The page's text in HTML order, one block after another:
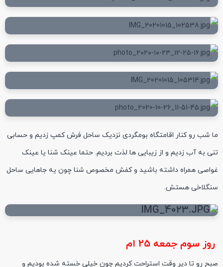
ما شب رو کنار اقامتگاه بومگردی نزدیک ساحل فرش کمپ زدیم و حسابی
تنی به آب زدیم و از زیبایی ها لذت بردیم. حتما عینک شنا یا عینک
غواصی همراه داشته باشید و کفش مخصوص شنا چون یه جاهایی ساحل
سنگلاخی هستش.
روز سوم جمعه 25 ام
صبح رو تا دیر وقت استراحت کردیم چون خیلی خسته شده بودیم و